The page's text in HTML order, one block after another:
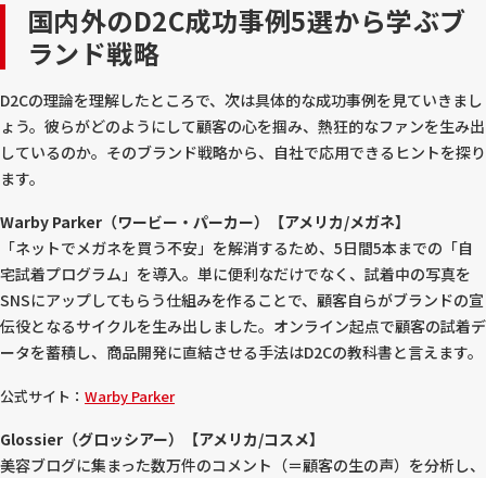
国内外のD2C成功事例5選から学ぶブ
ランド戦略
D2Cの理論を理解したところで、次は具体的な成功事例を見ていきまし
ょう。彼らがどのようにして顧客の心を掴み、熱狂的なファンを生み出
しているのか。そのブランド戦略から、自社で応用できるヒントを探り
ます。
Warby Parker（ワービー・パーカー）【アメリカ/メガネ】
「ネットでメガネを買う不安」を解消するため、5日間5本までの「自
宅試着プログラム」を導入。単に便利なだけでなく、試着中の写真を
SNSにアップしてもらう仕組みを作ることで、顧客自らがブランドの宣
伝役となるサイクルを生み出しました。オンライン起点で顧客の試着デ
ータを蓄積し、商品開発に直結させる手法はD2Cの教科書と言えます。
公式サイト： Warby Parker
Glossier（グロッシアー）【アメリカ/コスメ】
美容ブログに集まった数万件のコメント（＝顧客の生の声）を分析し、